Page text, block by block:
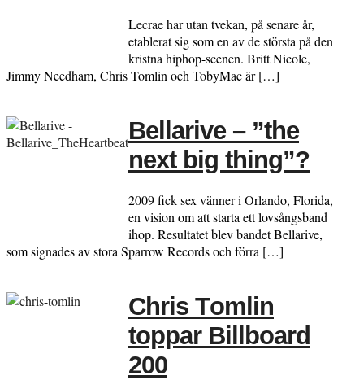
Lecrae har utan tvekan, på senare år,
etablerat sig som en av de största på den
kristna hiphop-scenen. Britt Nicole,
Jimmy Needham, Chris Tomlin och TobyMac är […]
Bellarive – ”the
next big thing”?
2009 fick sex vänner i Orlando, Florida,
en vision om att starta ett lovsångsband
ihop. Resultatet blev bandet Bellarive,
som signades av stora Sparrow Records och förra […]
Chris Tomlin
toppar Billboard
200